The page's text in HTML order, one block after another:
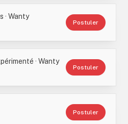
· Wanty
Postuler
· Wanty
Postuler
Postuler